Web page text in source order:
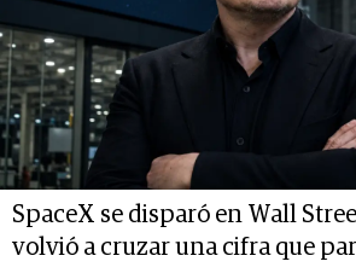
SpaceX se disparó en Wall
volvió a cruzar una cifra que